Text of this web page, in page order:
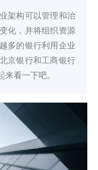
架构可以管理和治
化，并将组织资源
多的银行利用企业
京银行和工商银行
看一下吧。